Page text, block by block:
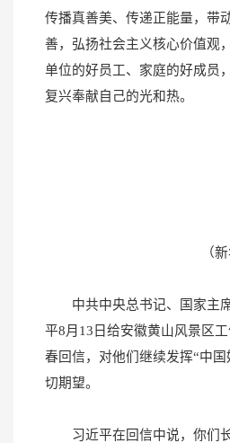
传播真善美、传递正能量，带
善，弘扬社会主义核心价值观
单位的好员工、家庭的好成员
复兴奉献自己的光和热。
（
中共中央总书记、国家主席
平8月13日给安徽黄山风景区
春回信，对他们继续发挥“中
切期望。
习近平在回信中说，你们